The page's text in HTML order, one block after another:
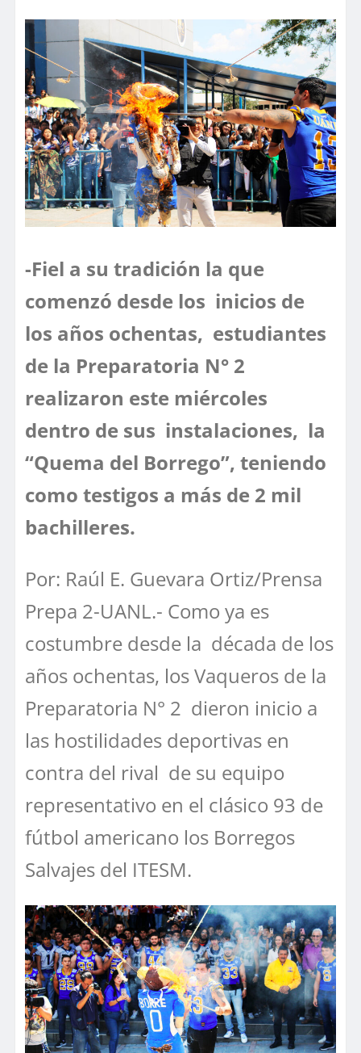
-Fiel a su tradición la que
comenzó desde los inicios de
los años ochentas, estudiantes
de la Preparatoria N° 2
realizaron este miércoles
dentro de sus instalaciones, la
“Quema del Borrego”, teniendo
como testigos a más de 2 mil
bachilleres.
Por: Raúl E. Guevara Ortiz/Prensa
Prepa 2-UANL.- Como ya es
costumbre desde la década de los
años ochentas, los Vaqueros de la
Preparatoria N° 2 dieron inicio a
las hostilidades deportivas en
contra del rival de su equipo
representativo en el clásico 93 de
fútbol americano los Borregos
Salvajes del ITESM.